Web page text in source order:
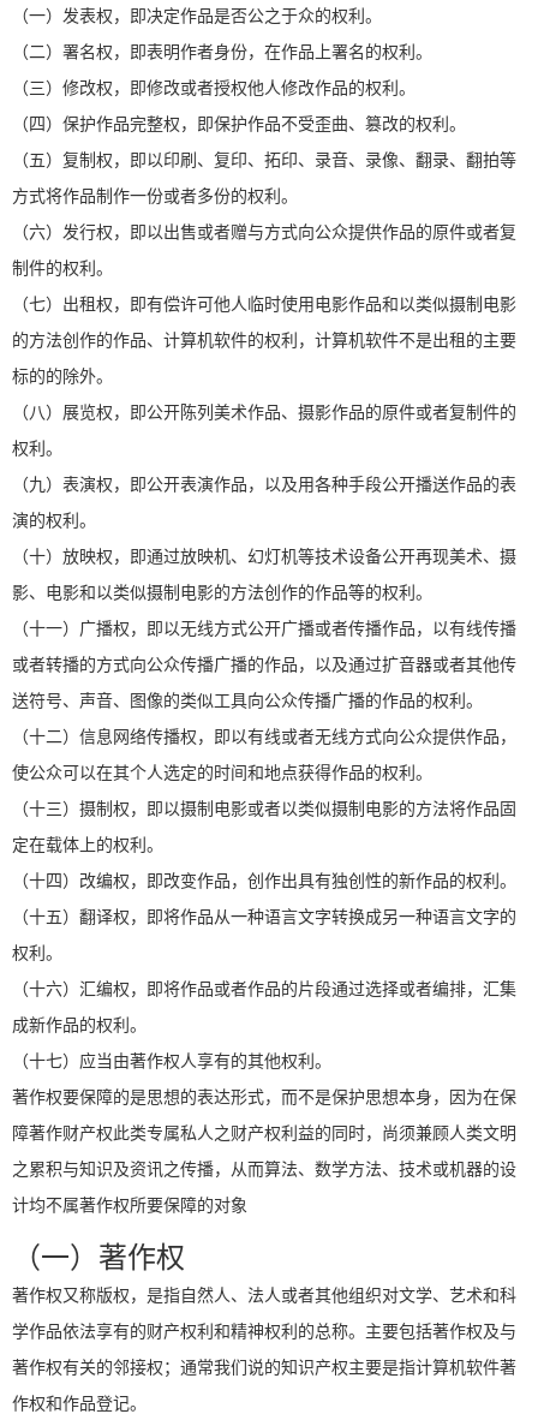
（一）发表权，即决定作品是否公之于众的权利。
（二）署名权，即表明作者身份，在作品上署名的权利。
（三）修改权，即修改或者授权他人修改作品的权利。
（四）保护作品完整权，即保护作品不受歪曲、篡改的权利。
（五）复制权，即以印刷、复印、拓印、录音、录像、翻录、翻拍等
方式将作品制作一份或者多份的权利。
（六）发行权，即以出售或者赠与方式向公众提供作品的原件或者复
制件的权利。
（七）出租权，即有偿许可他人临时使用电影作品和以类似摄制电影
的方法创作的作品、计算机软件的权利，计算机软件不是出租的主要
标的的除外。
（八）展览权，即公开陈列美术作品、摄影作品的原件或者复制件的
权利。
（九）表演权，即公开表演作品，以及用各种手段公开播送作品的表
演的权利。
（十）放映权，即通过放映机、幻灯机等技术设备公开再现美术、摄
影、电影和以类似摄制电影的方法创作的作品等的权利。
（十一）广播权，即以无线方式公开广播或者传播作品，以有线传播
或者转播的方式向公众传播广播的作品，以及通过扩音器或者其他传
送符号、声音、图像的类似工具向公众传播广播的作品的权利。
（十二）信息网络传播权，即以有线或者无线方式向公众提供作品，
使公众可以在其个人选定的时间和地点获得作品的权利。
（十三）摄制权，即以摄制电影或者以类似摄制电影的方法将作品固
定在载体上的权利。
（十四）改编权，即改变作品，创作出具有独创性的新作品的权利。
（十五）翻译权，即将作品从一种语言文字转换成另一种语言文字的
权利。
（十六）汇编权，即将作品或者作品的片段通过选择或者编排，汇集
成新作品的权利。
（十七）应当由著作权人享有的其他权利。
著作权要保障的是思想的表达形式，而不是保护思想本身，因为在保
障著作财产权此类专属私人之财产权利益的同时，尚须兼顾人类文明
之累积与知识及资讯之传播，从而算法、数学方法、技术或机器的设
计均不属著作权所要保障的对象
（一）著作权
著作权又称版权，是指自然人、法人或者其他组织对文学、艺术和科
学作品依法享有的财产权利和精神权利的总称。主要包括著作权及与
著作权有关的邻接权；通常我们说的知识产权主要是指计算机软件著
作权和作品登记。